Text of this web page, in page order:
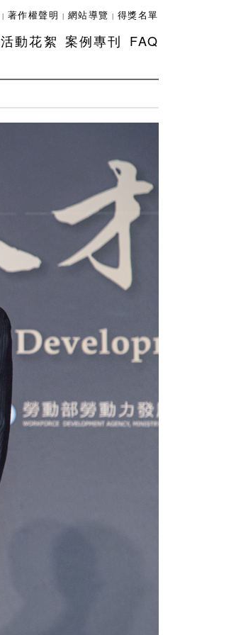
| 著作權聲明 | 網站導覽 | 得獎名單
活動花絮 案例專刊 FAQ